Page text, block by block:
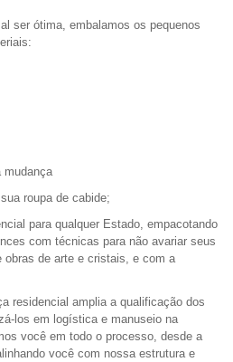
ser ótima, embalamos os pequenos
mudança
roupa de cabide;
para qualquer Estado, empacotando
com técnicas para não avariar seus
obras de arte e cristais, e com a
residencial amplia a qualificação dos
los em logística e manuseio na
você em todo o processo, desde a
você com nossa estrutura e